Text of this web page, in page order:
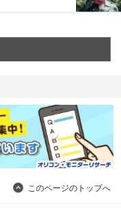
このページのトップへ